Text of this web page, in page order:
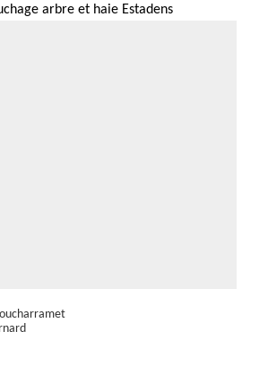
arbre et haie Estadens